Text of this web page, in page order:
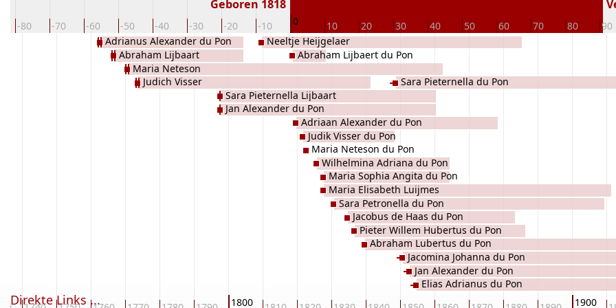
-80 -70 -60 -50 -40 -30 -20 -10 0 10 20 30 40 50 60 70 80 90
Geboren 1818
1800 1900
Adrianus Alexander du Pon
Abraham Lijbaart
Maria Neteson
Judich Visser
Sara Pieternella Lijbaart
Jan Alexander du Pon
Neeltje Heijgelaer
Abraham Lijbaert du Pon
Adriaan Alexander du Pon
Judik Visser du Pon
Maria Neteson du Pon
Wilhelmina Adriana du Pon
Maria Sophia Angita du Pon
Maria Elisabeth Luijmes
Sara Petronella du Pon
Jacobus de Haas du Pon
Pieter Willem Hubertus du Pon
Abraham Lubertus du Pon
Sara Pieternella du Pon
Jacomina Johanna du Pon
Jan Alexander du Pon
Elias Adrianus du Pon
Direkte Links ...